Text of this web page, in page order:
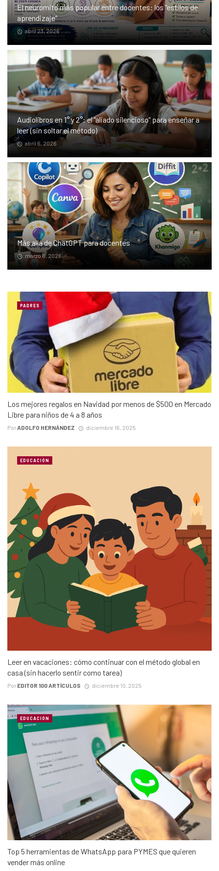
El neuromito más popular entre docentes: los “estilos de
aprendizaje”
abril 23, 2026
Audiolibros en 1° y 2°: el “aliado silencioso” para enseñar a
leer (sin soltar el método)
abril 6, 2026
Más allá de ChatGPT para docentes
marzo 6, 2026
Los mejores regalos en Navidad por menos de $500 en Mercado
Libre para niños de 4 a 8 años
PorADOLFO HERNÁNDEZ diciembre 16, 2025
PADRES
Leer en vacaciones: cómo continuar con el método global en
casa (sin hacerlo sentir como tarea)
Por EDITOR 100 ARTÍCULOS diciembre 10, 2025
EDUCACIÓN
Top 5 herramientas de WhatsApp para PYMES que quieren
vender más online
EDUCACIÓN